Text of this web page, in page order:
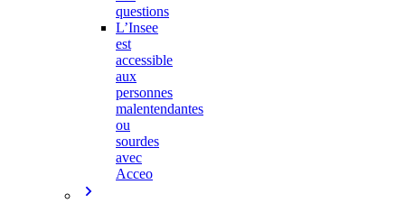
questions
L’Insee
est
accessible
aux
personnes
malentendantes
ou
sourdes
avec
Acceo